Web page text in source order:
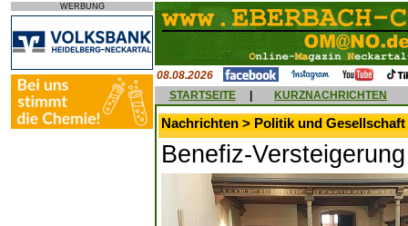
WERBUNG
08.08.2026
STARTSEITE
KURZNACHRICHTEN
Nachrichten > Politik und Gesellschaft
Benefiz-